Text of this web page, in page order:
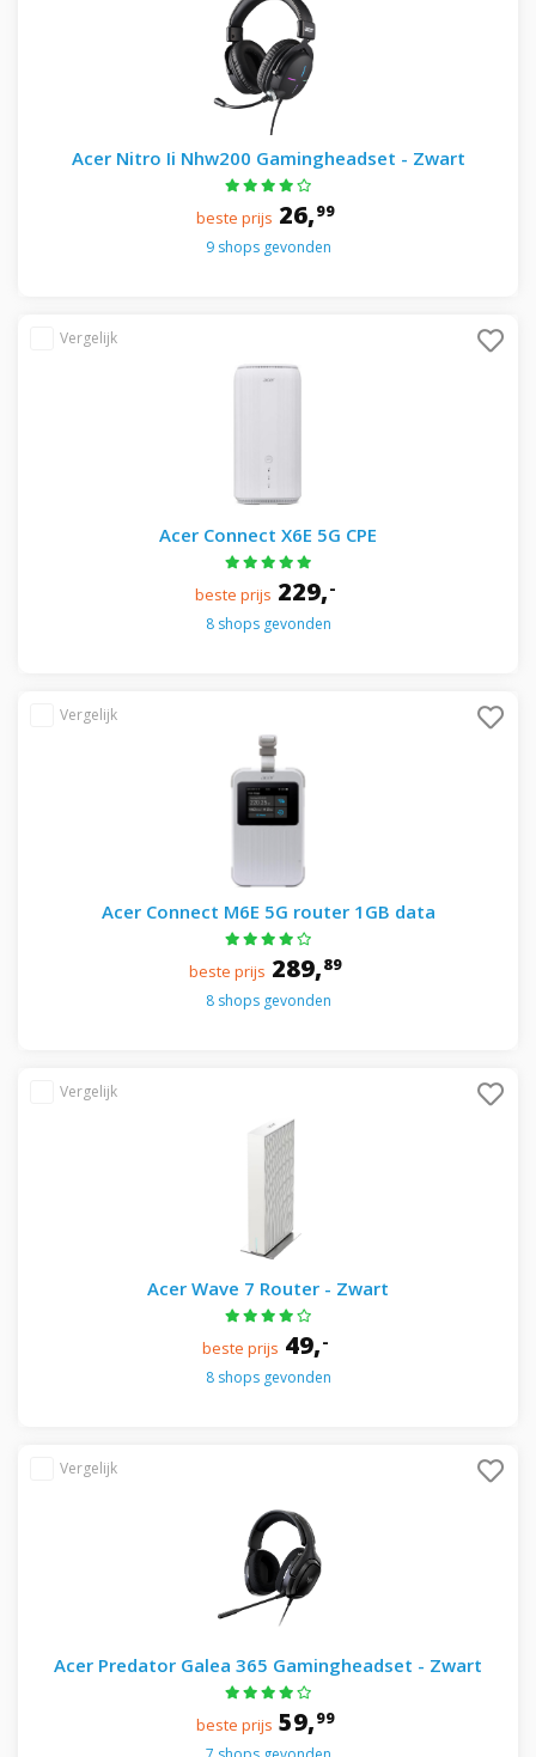
Acer Nitro Ii Nhw200 Gamingheadset - Zwart
beste prijs 26,99
9 shops gevonden
Acer Connect X6E 5G CPE
beste prijs 229,-
8 shops gevonden
Acer Connect M6E 5G router 1GB data
beste prijs 289,89
8 shops gevonden
Acer Wave 7 Router - Zwart
beste prijs 49,-
8 shops gevonden
Acer Predator Galea 365 Gamingheadset - Zwart
beste prijs 59,99